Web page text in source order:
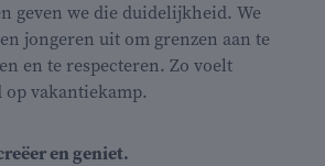
geven we die duidelijkheid. We
jongeren uit om grenzen aan te
en te respecteren. Zo voelt
op vakantiekamp.
en geniet.